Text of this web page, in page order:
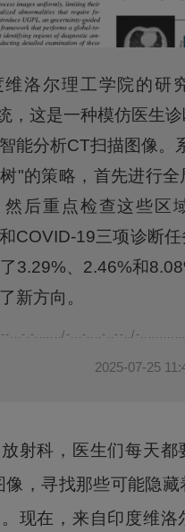
维洛尔理工学院的研
，这是一种模仿医生
能分析CT扫描图像。
"的策略，首先进行全
然后重点检查这些区
COVID-19三项诊断
3.29%、2.46%和
新方向。
...-.-......./-...-....-..--../-
2025-07-25
射科，医生们每天都
像，寻找那些可能隐藏
现在，来自印度维洛